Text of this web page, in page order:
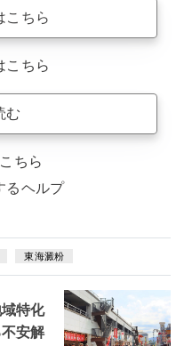
こちら
こちら
む
ちら
るヘルプ
東海澱粉
特化
安解